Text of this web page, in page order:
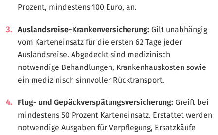
Prozent, mindestens 100 Euro, an.
Auslandsreise-Krankenversicherung: Gilt unabhängig
vom Karteneinsatz für die ersten 62 Tage jeder
Auslandsreise. Abgedeckt sind medizinisch
notwendige Behandlungen, Krankenhauskosten sowie
ein medizinisch sinnvoller Rücktransport.
Flug- und Gepäckverspätungsversicherung: Greift bei
mindestens 50 Prozent Karteneinsatz. Erstattet werden
notwendige Ausgaben für Verpflegung, Ersatzkäufe